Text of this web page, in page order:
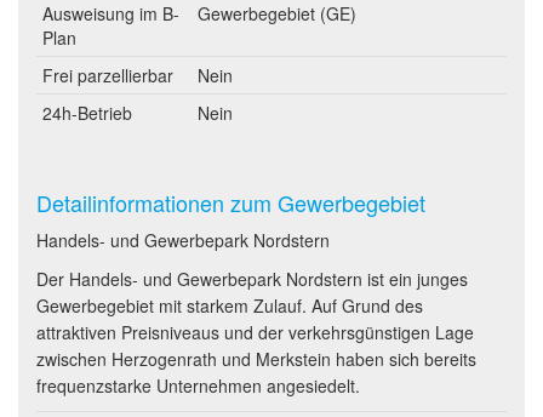
Ausweisung im B-
Plan
Gewerbegebiet (GE)
Frei parzellierbar
Nein
24h-Betrieb
Nein
Detailinformationen zum Gewerbegebiet
Handels- und Gewerbepark Nordstern
Der Handels- und Gewerbepark Nordstern ist ein junges
Gewerbegebiet mit starkem Zulauf. Auf Grund des
attraktiven Preisniveaus und der verkehrsgünstigen Lage
zwischen Herzogenrath und Merkstein haben sich bereits
frequenzstarke Unternehmen angesiedelt.